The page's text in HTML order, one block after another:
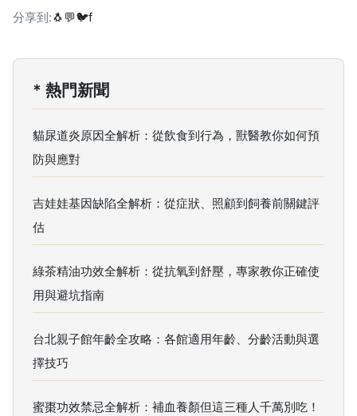
分享到:🐧💬🐦f
* 熱門新聞
貓尿道炎原因全解析：從飲食到行為，獸醫教你如何預
防與應對
吉娃娃基因缺陷全解析：從症狀、照顧到飼養前關鍵評
估
綠茶精油功效全解析：從抗氧到舒壓，專家教你正確使
用與避坑指南
台北親子館年齡全攻略：各館適用年齡、分齡活動與選
擇技巧
蜜棗功效禁忌全解析：補血養顏但這三種人千萬別吃！